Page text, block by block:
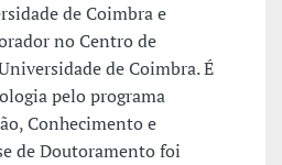
de Coimbra e
no Centro de
de Coimbra. É
pelo programa
Conhecimento e
de Doutoramento foi